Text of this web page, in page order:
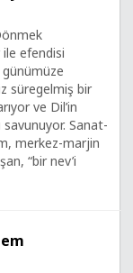
efendisi
günümüze
süregelmiş bir
ve Dil’in
Sanat-
merkez-marjin
“bir nev’i